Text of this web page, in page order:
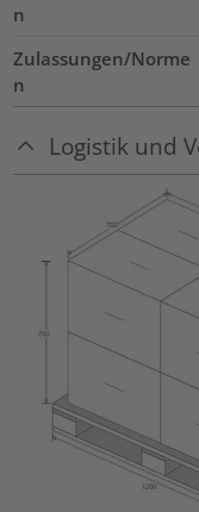
n
Zulassungen/Norme
n
Logistik und